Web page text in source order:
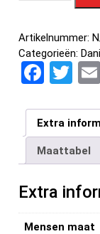
Artikelnummer:
Categorieën:
F
ce
b
o
o
k
T
tt
er
Extra
Maattabel
Extra
Mensen maat